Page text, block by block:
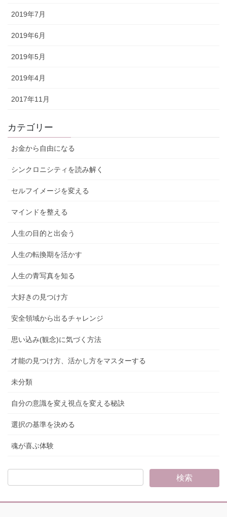
2019年7月
2019年6月
2019年5月
2019年4月
2017年11月
カテゴリー
お金から自由になる
シンクロニシティを読み解く
セルフイメージを変える
マインドを整える
人生の目的と出会う
人生の転換期を活かす
人生の青写真を知る
大好きの見つけ方
安全領域から出るチャレンジ
思い込み(観念)に気づく方法
才能の見つけ方、活かし方をマスターする
未分類
自分の意識を変え視点を変える秘訣
選択の基準を決める
魂が喜ぶ体験